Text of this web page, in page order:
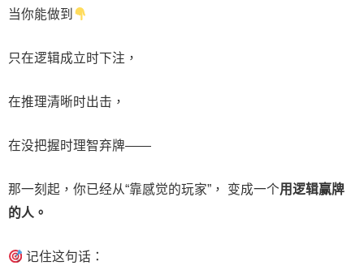
当你能做到
只在逻辑成立时下注，
在推理清晰时出击，
在没把握时理智弃牌——
那一刻起，你已经从“靠感觉的玩家”， 变成一个用逻辑赢牌
的人。
记住这句话：